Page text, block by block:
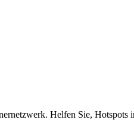
Helfen Sie, Hotspots